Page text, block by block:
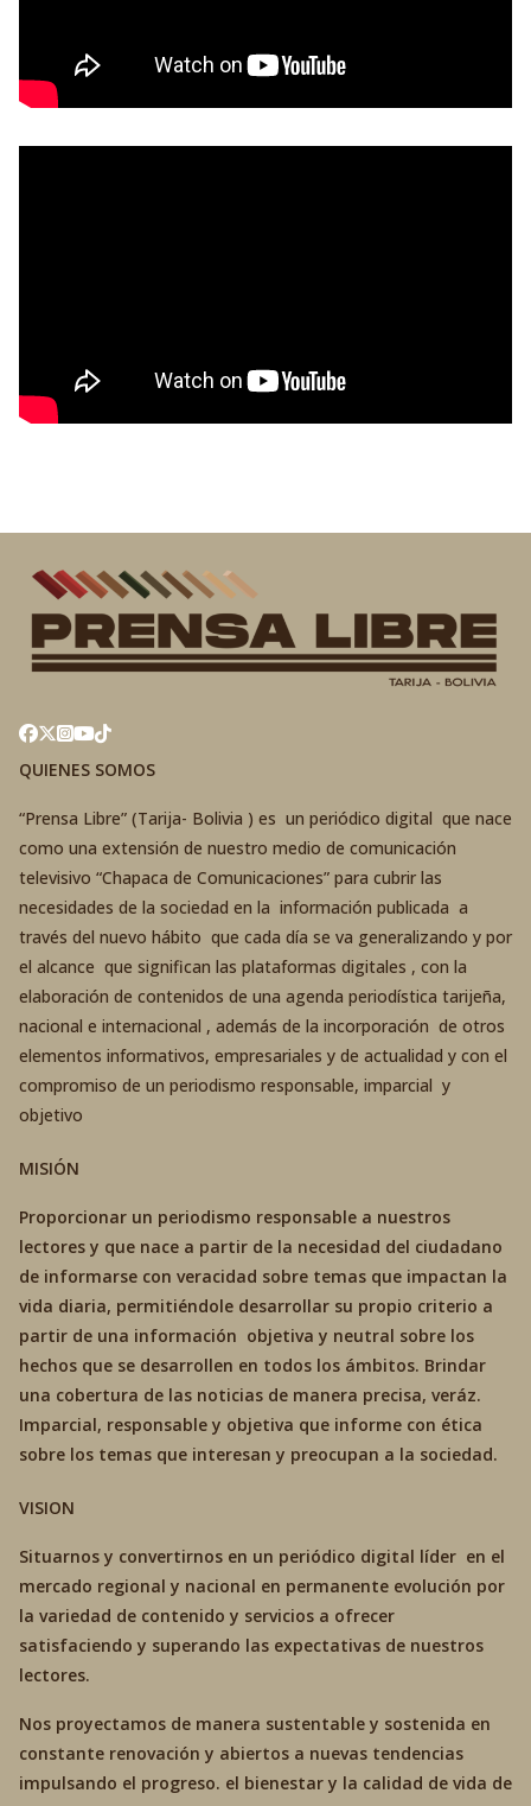
QUIENES SOMOS
“Prensa Libre” (Tarija- Bolivia ) es un periódico digital que nace
como una extensión de nuestro medio de comunicación
televisivo “Chapaca de Comunicaciones” para cubrir las
necesidades de la sociedad en la información publicada a
través del nuevo hábito que cada día se va generalizando y por
el alcance que significan las plataformas digitales , con la
elaboración de contenidos de una agenda periodística tarijeña,
nacional e internacional , además de la incorporación de otros
elementos informativos, empresariales y de actualidad y con el
compromiso de un periodismo responsable, imparcial y
objetivo
MISIÓN
Proporcionar un periodismo responsable a nuestros
lectores y que nace a partir de la necesidad del ciudadano
de informarse con veracidad sobre temas que impactan la
vida diaria, permitiéndole desarrollar su propio criterio a
partir de una información objetiva y neutral sobre los
hechos que se desarrollen en todos los ámbitos. Brindar
una cobertura de las noticias de manera precisa, veráz.
Imparcial, responsable y objetiva que informe con ética
sobre los temas que interesan y preocupan a la sociedad.
VISION
Situarnos y convertirnos en un periódico digital líder en el
mercado regional y nacional en permanente evolución por
la variedad de contenido y servicios a ofrecer
satisfaciendo y superando las expectativas de nuestros
lectores.
Nos proyectamos de manera sustentable y sostenida en
constante renovación y abiertos a nuevas tendencias
impulsando el progreso. el bienestar y la calidad de vida de